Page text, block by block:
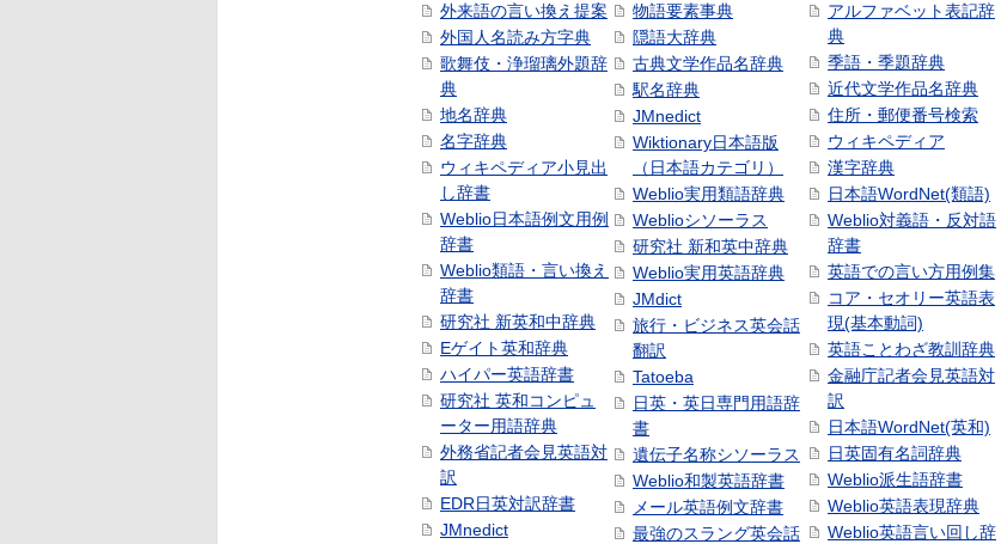
外来語の言い換え提案
外国人名読み方字典
歌舞伎・浄瑠璃外題辞
典
地名辞典
名字辞典
ウィキペディア小見出
し辞書
Weblio日本語例文用例
辞書
Weblio類語・言い換え
辞書
研究社 新英和中辞典
Eゲイト英和辞典
ハイパー英語辞書
研究社 英和コンピュ
ーター用語辞典
外務省記者会見英語対
訳
EDR日英対訳辞書
JMnedict
物語要素事典
隠語大辞典
古典文学作品名辞典
駅名辞典
JMnedict
Wiktionary日本語版
（日本語カテゴリ）
Weblio実用類語辞典
Weblioシソーラス
研究社 新和英中辞典
Weblio実用英語辞典
JMdict
旅行・ビジネス英会話
翻訳
Tatoeba
日英・英日専門用語辞
書
遺伝子名称シソーラス
Weblio和製英語辞書
メール英語例文辞書
最強のスラング英会話
アルファベット表記辞
典
季語・季題辞典
近代文学作品名辞典
住所・郵便番号検索
ウィキペディア
漢字辞典
日本語WordNet(類語)
Weblio対義語・反対語
辞書
英語での言い方用例集
コア・セオリー英語表
現(基本動詞)
英語ことわざ教訓辞典
金融庁記者会見英語対
訳
日本語WordNet(英和)
日英固有名詞辞典
Weblio派生語辞書
Weblio英語表現辞典
Weblio英語言い回し辞